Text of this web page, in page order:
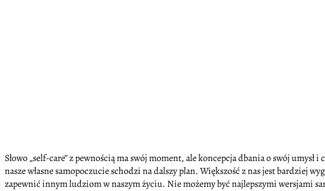
Słowo „self-care” z pewnością ma swój moment, ale koncepcja dbania o swój
nasze własne samopoczucie schodzi na dalszy plan. Większość z nas jest bardziej
zapewnić innym ludziom w naszym życiu. Nie możemy być najlepszymi wersjami